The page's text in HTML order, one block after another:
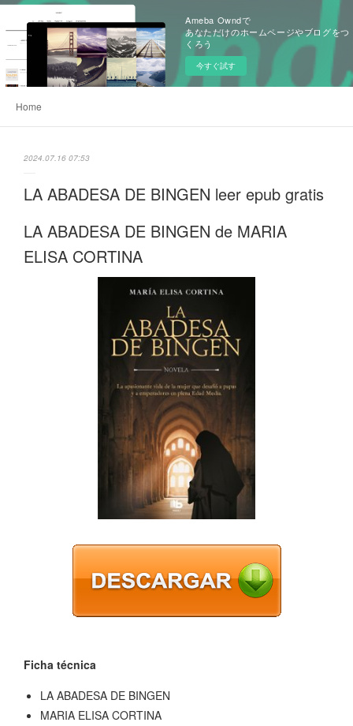
Ameba Owndで
あなただけのホームページやブログをつ
くろう
今すぐ試す
Home
2024.07.16 07:53
LA ABADESA DE BINGEN leer epub gratis
LA ABADESA DE BINGEN de MARIA
ELISA CORTINA
Ficha técnica
LA ABADESA DE BINGEN
MARIA ELISA CORTINA